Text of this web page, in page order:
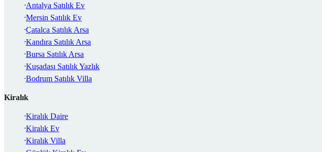
Antalya Satılık Ev
Mersin Satılık Ev
Çatalca Satılık Arsa
Kandıra Satılık Arsa
Bursa Satılık Arsa
Kuşadası Satılık Yazlık
Bodrum Satılık Villa
Kiralık
Kiralık Daire
Kiralık Ev
Kiralık Villa